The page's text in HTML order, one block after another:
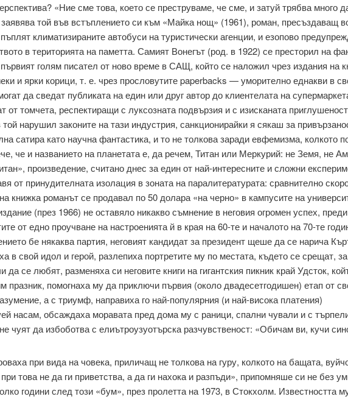
«Ние сме това, което се преструваме, че сме, и затуй трябва много
той във встъплението си към «Майка нощ» (1961), роман, пресъздаващ
климатизираните автобуси на туристиче­ски агенции, и езопово
в територията на паметта. Самият Вонегът (род. в 1922) се престорил на
голям писател от ново време в САЩ, който се наложил чрез издания на
и ярки корици, т. е. чрез прословутите paperbacks — умори­телно еднакви в
да сведат публиката на един или друг автор до клиентелата на
от том­чета, респектиращи с луксозната подвързия и с изисканата
нарушил законите на тази индустрия, санкционирайки я сякаш за
сатира като научна фантастика, и то не толкова заради евфемизма, колкото
че и названието на планетата е, да речем, Титан или Меркурий: не Земя, не
произведение, считано днес за един от най-интересните и сложни
от принудителната изо­лация в зоната на паралитературата: сравнително
книжка романът се прода­вал по 50 долара «на черно» в кампусите на
(през 1966) не оставяло никакво съмнение в неговия огромен успех, преди
от едно проучване на настроенията й в края на 60-те и началото на 70-те
бе някаква партия, неговият кандидат за президент щеше да се нарича
в свой идол и герой, разлепиха портретите му по местата, където се срещат,
да се любят, разменяха си неговите книги на гигантския пикник край Удсток,
празник, помогнаха му да приключи първия (около двадесет­годишен) етап от
а с триумф, направиха го най-популярния (и най-висока платения)
насам, обсаж­даха моравата пред дома му с раници, спални чували и с
чуят да избоботва с елиътроузуотърска разчувственост: «Обичам ви, кучи
при вида на човека, приличащ не толкова на гуру, колкото на бащата,
това не да ги приветства, а да ги нахока и разпъди», припомняше си не без
години след този «бум», през пролетта на 1973, в Стокхолм. Известността